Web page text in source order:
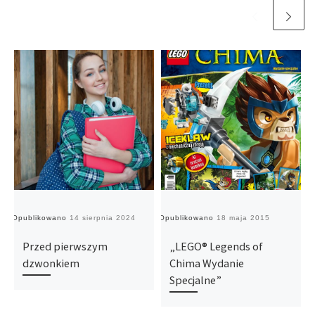
Opublikowano 14 sierpnia 2024
Przed pierwszym
dzwonkiem
Opublikowano 18 maja 2015
„LEGO® Legends of
Chima Wydanie
Specjalne”